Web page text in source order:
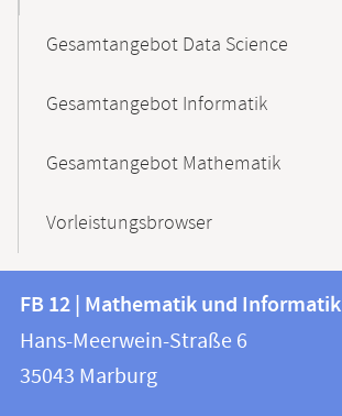
Gesamtangebot Data Science
Gesamtangebot Informatik
Gesamtangebot Mathematik
Vorleistungsbrowser
Kontakt
und
Informationen
FB
12
|
FB 12 | Mathematik und Informatik
Hans-Meerwein-Straße 6
35043 Marburg